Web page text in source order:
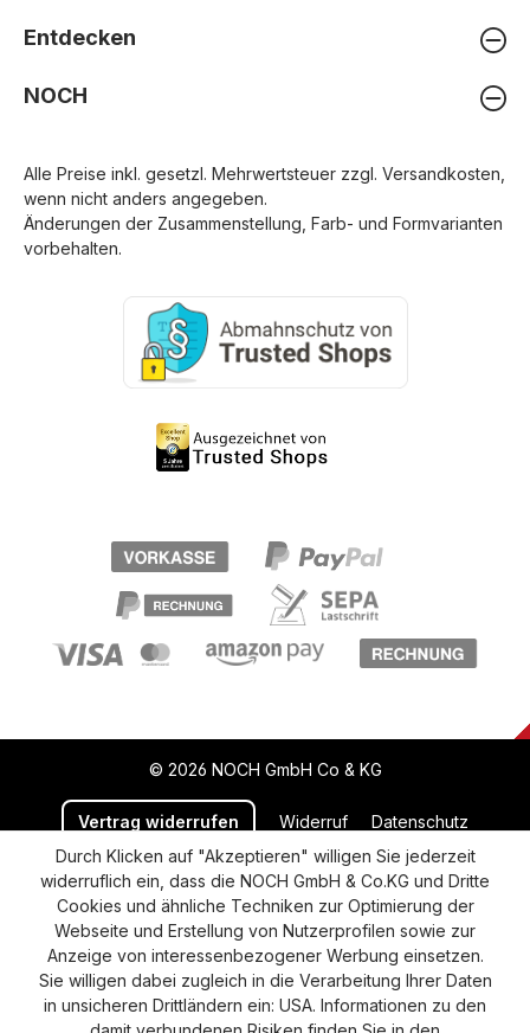
Entdecken
NOCH
Alle Preise inkl. gesetzl. Mehrwertsteuer zzgl. Versandkosten
wenn nicht anders angegeben.
Änderungen der Zusammenstellung, Farb- und Formvarianten
vorbehalten.
© 2026 NOCH GmbH Co & KG
Vertrag widerrufen Widerruf Datenschutz
Versand und Zahlung AGB
Impressum
Cookie-Einstellungen
Barrierefreiheitserklärung
Durch Klicken auf "Akzeptieren" willigen Sie jederzeit
widerruflich ein, dass die NOCH GmbH & Co.KG und Dritte
Cookies und ähnliche Techniken zur Optimierung der
Webseite und Erstellung von Nutzerprofilen sowie zur
Anzeige von interessenbezogener Werbung einsetzen.
Sie willigen dabei zugleich in die Verarbeitung Ihrer Daten
in unsicheren Drittländern ein: USA. Informationen zu den